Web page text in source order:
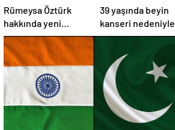
Rümeysa Öztürk
hakkında yeni
gelişme:
Avukatları naklinin
geciktirilmemesini
39 yaşında beyin
kanseri nedeniyle
öldü: Görmezden
geldiği 2 işaret
vardı